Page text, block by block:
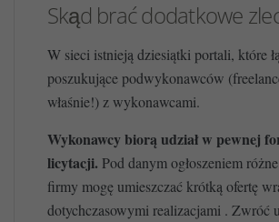
Skąd brać dodatkowe
W sieci istnieją dziesiątki portali, które
poszukujące podwykonawców
właśnie!) z wykonawcami.
Wykonawcy biorą udział w pewnej
licytacji. Pod danym ogłoszeniem
firmy mogę umieszczać krótką ofertę
dotychczasowymi realizacjami . Zwróć